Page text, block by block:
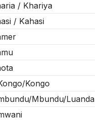
/ Khariya
/ Kahasi
Kongo
Mbundu/Luanda